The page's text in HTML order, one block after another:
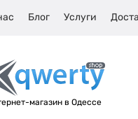
Блог Услуги
магазин в Одессе